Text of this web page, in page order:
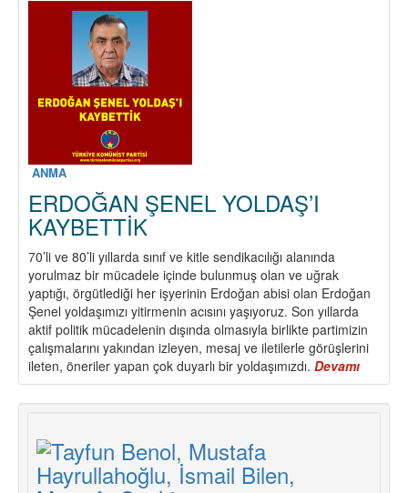
ANMA
ERDOĞAN ŞENEL YOLDAŞ’I
KAYBETTİK
70’li ve 80’li yıllarda sınıf ve kitle sendikacılığı alanında
yorulmaz bir mücadele içinde bulunmuş olan ve uğrak
yaptığı, örgütlediği her işyerinin Erdoğan abisi olan Erdoğan
Şenel yoldaşımızı yitirmenin acısını yaşıyoruz. Son yıllarda
aktif politik mücadelenin dışında olmasıyla birlikte partimizin
çalışmalarını yakından izleyen, mesaj ve iletilerle görüşlerini
ileten, öneriler yapan çok duyarlı bir yoldaşımızdı. Devamı
ŞENEL